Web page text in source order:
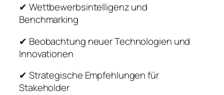
✔ Wettbewerbsintelligenz und
Benchmarking
✔ Beobachtung neuer Technologien und
Innovationen
✔ Strategische Empfehlungen für
Stakeholder